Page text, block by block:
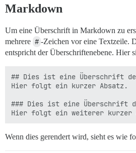
Markdown
Um eine Überschrift in Markdown zu
mehrere # -Zeichen vor eine Textzeile.
entspricht der Überschriftenebene. Hier
## Dies ist eine Überschrift
Hier folgt ein kurzer Absatz.
### Dies ist eine Überschrift
Wenn dies gerendert wird, sieht es wie